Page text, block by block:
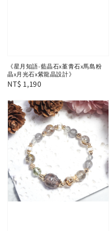
《星月知語-藍晶石x堇青石x馬島粉
晶x月光石x紫龍晶設計》
Regular
NT$ 1,190